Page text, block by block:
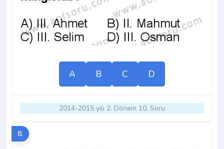
A B C D
2014-2015 yılı 2. Dönem 10. Soru
8.